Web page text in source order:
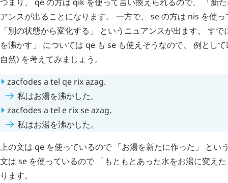
アンスが出ることになります。 一方で、 seの方は nis を使
「別の状態から変化する」 というニュアンスが出ます。 す
を沸かす」 については qe も se も使えそうなので、 例とし
自然) を考えてみましょう。
zacfodes a tel qe rixazag.
私はお湯を沸かした。
zacfodes a tel e rixseazag.
私はお湯を沸かした。
上の文は qe を使っているので 「お湯を新たに作った」 とい
文は se を使っているので 「もともとあった水をお湯に変え
ります。